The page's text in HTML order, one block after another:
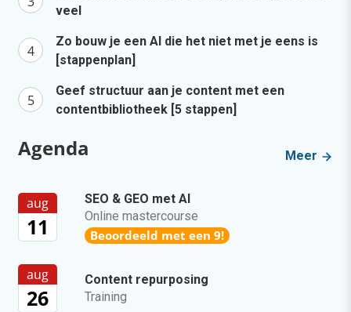
veel
Zo bouw je een AI die het niet met je eens is
[stappenplan]
Geef structuur aan je content met een
contentbibliotheek [5 stappen]
Agenda Meer
aug
11
SEO & GEO met AI
Online mastercourse
Beoordeeld met een 9!
aug
26
Content repurposing
Training